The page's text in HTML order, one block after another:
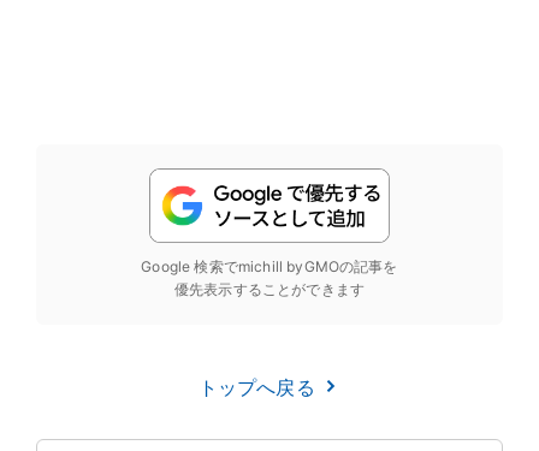
Google 検索でmichill byGMOの記事を
優先表示することができます
トップへ戻る